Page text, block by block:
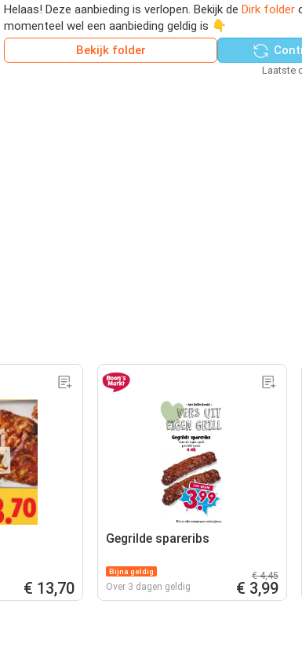
Helaas! Deze aanbieding is verlopen. Bekijk de Dirk folder
momenteel wel een aanbieding geldig is 👇
Bekijk folder
Laatste
€ 13,70
Gegrilde spareribs
Bijna geldig
Over 3 dagen geldig
€ 4,45
€ 3,99